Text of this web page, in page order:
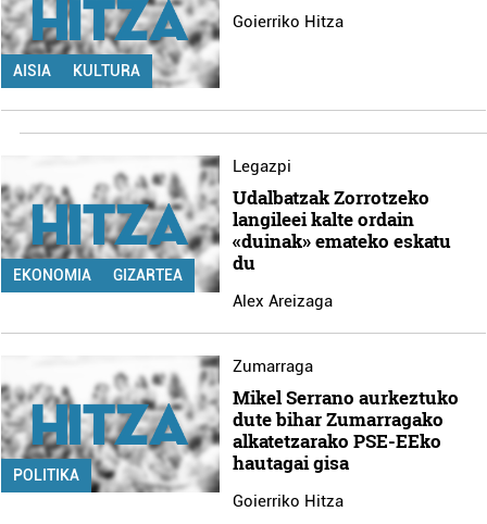
AISIA KULTURA
Goierriko Hitza
EKONOMIA GIZARTEA
Legazpi
Udalbatzak Zorrotzeko
langileei kalte ordain
«duinak» emateko eskatu
du
Alex Areizaga
POLITIKA
Zumarraga
Mikel Serrano aurkeztuko
dute bihar Zumarragako
alkatetzarako PSE-EEko
hautagai gisa
Goierriko Hitza